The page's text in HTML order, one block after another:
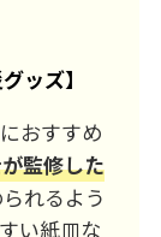
ッズ】
おすすめ
監修した
れるよう
い紙皿な